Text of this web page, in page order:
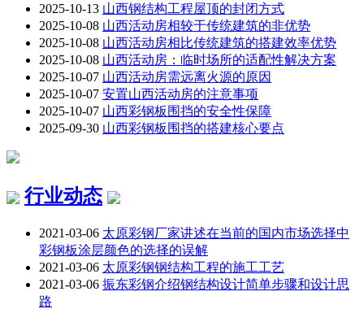
2025-10-13 山西钢结构工程屋顶的封闭方式
2025-10-08 山西活动房相较于传统建筑的非优势
2025-10-08 山西活动房相比传统建筑的搭建效率优势
2025-10-08 山西活动房：临时场所的适配性解决方案
2025-10-07 山西活动房需远离火源的原因
2025-10-07 安置山西活动房的注意事项
2025-10-07 山西彩钢板围挡的安全性保障
2025-09-30 山西彩钢板围挡的搭建核心要点
行业动态
2021-03-06 太原彩钢厂家讲述在当前的国内市场选择中
彩钢板涂层颜色的选择的误解
2021-03-06 太原彩钢钢结构工程的施工工艺
2021-03-06 振东彩钢介绍钢结构设计简单步骤和设计思
路